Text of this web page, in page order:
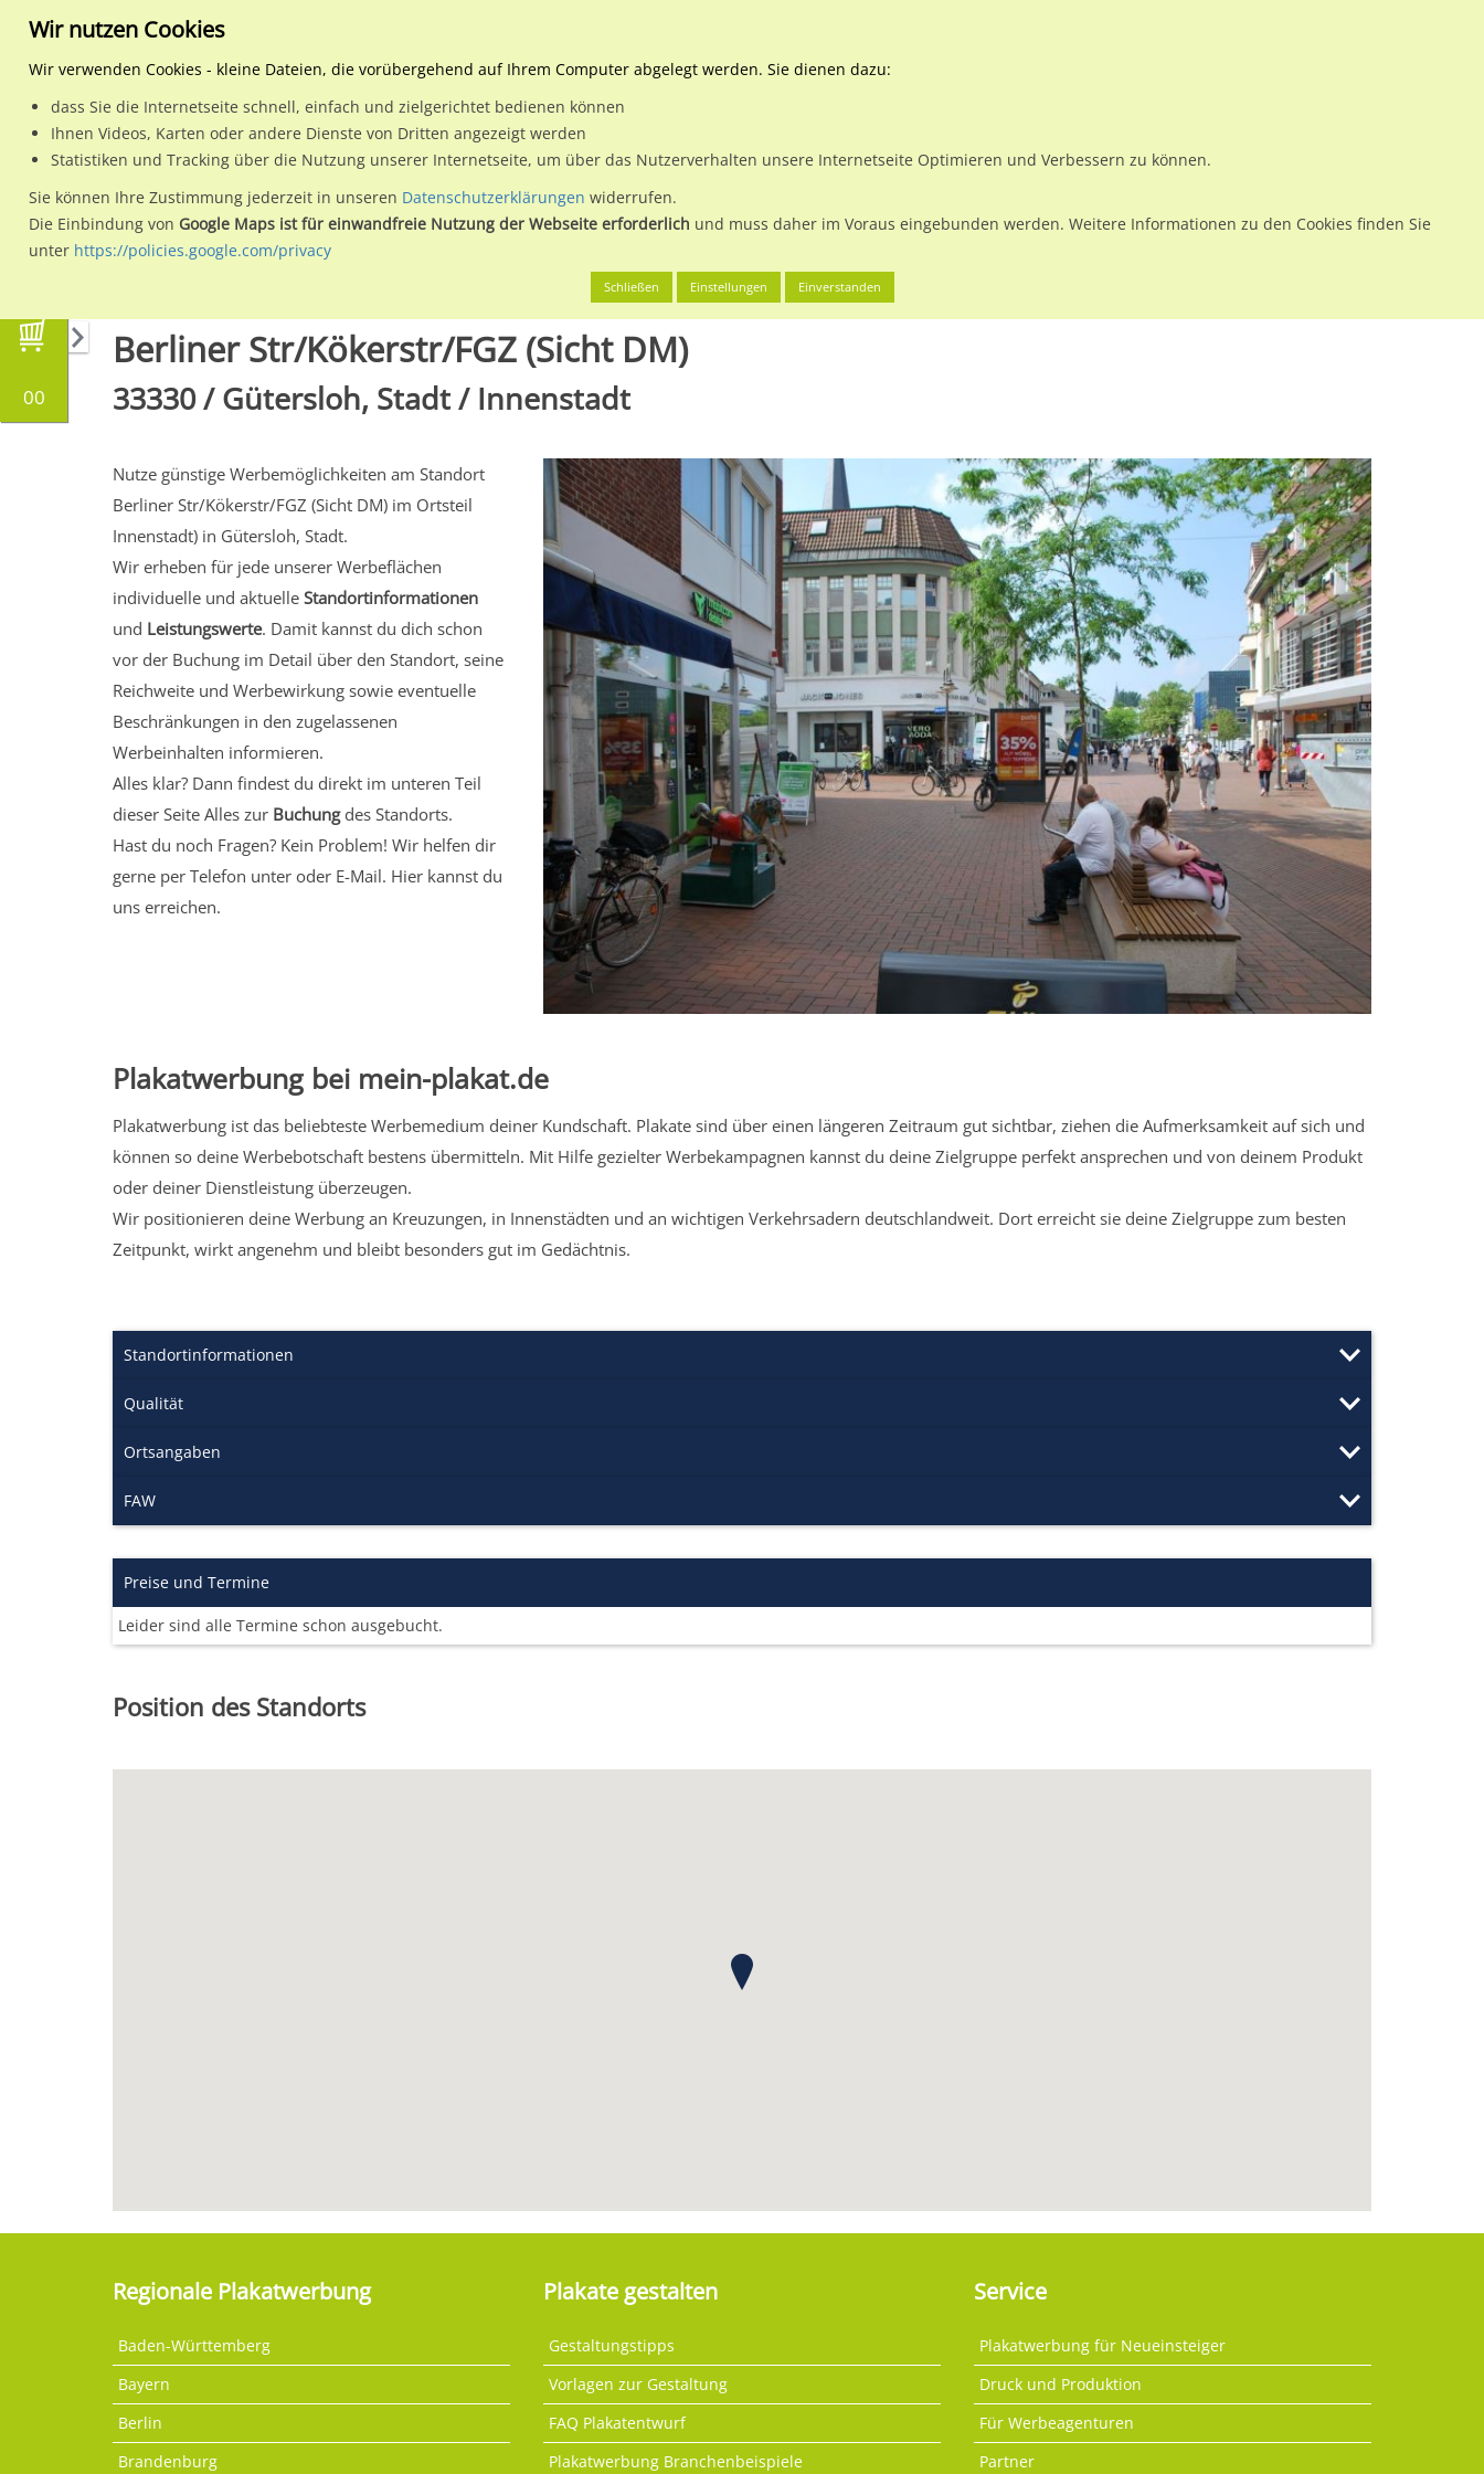
Planen & Buchen Plakatwerbung
Wähle den Werbestandort:
00
Gütersloh, Stadt Berliner Str/Kökerstr/FGZ (Sicht DM)
Berliner Str/Kökerstr/FGZ (Sicht DM)
33330 / Gütersloh, Stadt / Innenstadt
Nutze günstige Werbemöglichkeiten am Standort
Berliner Str/Kökerstr/FGZ (Sicht DM) im Ortsteil
Innenstadt) in Gütersloh, Stadt.
Wir erheben für jede unserer Werbeflächen
individuelle und aktuelle Standortinformationen
und Leistungswerte. Damit kannst du dich schon
vor der Buchung im Detail über den Standort, seine
Reichweite und Werbewirkung sowie eventuelle
Beschränkungen in den zugelassenen
Werbeinhalten informieren.
Alles klar? Dann findest du direkt im unteren Teil
dieser Seite Alles zur Buchungdes Standorts.
Hast du noch Fragen? Kein Problem! Wir helfen dir
gerne per Telefon unter oder E-Mail. Hier kannst du
uns erreichen.
Plakatwerbung bei mein-plakat.de
Plakatwerbung ist das beliebteste Werbemedium deiner Kundschaft. Plakate sind über einen längeren Zeitraum gut sichtbar, ziehen die Aufmerksamkeit auf sich und
können so deine Werbebotschaft bestens übermitteln. Mit Hilfe gezielter Werbekampagnen kannst du deine Zielgruppe perfekt ansprechen und von deinem Produkt
oder deiner Dienstleistung überzeugen.
Wir positionieren deine Werbung an Kreuzungen, in Innenstädten und an wichtigen Verkehrsadern deutschlandweit. Dort erreicht sie deine Zielgruppe zum besten
Zeitpunkt, wirkt angenehm und bleibt besonders gut im Gedächtnis.
Standortinformationen
Qualität
Ortsangaben
FAW
Preise und Termine
Leider sind alle Termine schon ausgebucht.
Position des Standorts
Regionale Plakatwerbung
Baden-Württemberg
Bayern
Berlin
Brandenburg
Plakate gestalten
Gestaltungstipps
Vorlagen zur Gestaltung
FAQ Plakatentwurf
Plakatwerbung Branchenbeispiele
Service
Plakatwerbung für Neueinsteiger
Druck und Produktion
Für Werbeagenturen
Partner
Wir nutzen Cookies
Wir verwenden Cookies - kleine Dateien, die vorübergehend auf Ihrem Computer abgelegt werden. Sie dienen dazu:
dass Sie die Internetseite schnell, einfach und zielgerichtet bedienen können
Ihnen Videos, Karten oder andere Dienste von Dritten angezeigt werden
Statistiken und Tracking über die Nutzung unserer Internetseite, um über das Nutzerverhalten unsere Internetseite Optimieren und Verbessern zu können.
Sie können Ihre Zustimmung jederzeit in unseren Datenschutzerklärungen widerrufen.
Die Einbindung von Google Maps ist für einwandfreie Nutzung der Webseite erforderlich und muss daher im Voraus eingebunden werden. Weitere Informationen zu den Cookies finden Sie
unter https://policies.google.com/privacy
Schließen Einstellungen Einverstanden